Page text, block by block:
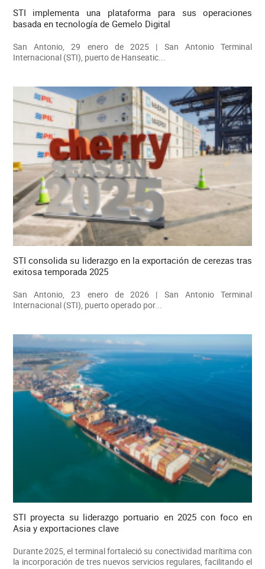
STI implementa una plataforma para sus operaciones
basada en tecnología de Gemelo Digital
San Antonio, 29 enero de 2025 | San Antonio Terminal
Internacional (STI), puerto de Hanseatic...
STI consolida su liderazgo en la exportación de cerezas tras
exitosa temporada 2025
San Antonio, 23 enero de 2026 | San Antonio Terminal
Internacional (STI), puerto operado por...
STI proyecta su liderazgo portuario en 2025 con foco en
Asia y exportaciones clave
Durante 2025, el terminal fortaleció su conectividad marítima con
la incorporación de tres nuevos servicios regulares, facilitando el